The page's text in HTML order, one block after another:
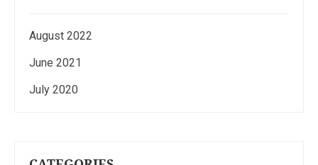
August 2022
June 2021
July 2020